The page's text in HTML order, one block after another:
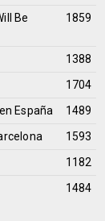
Be
1859
1388
1704
España
1489
1593
1182
1484